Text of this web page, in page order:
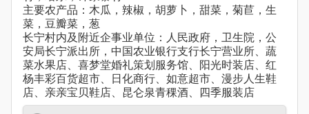
主要农产品：木瓜，辣椒，胡萝卜，甜菜，菊苣，生
菜，豆瓣菜，葱
长宁村内及附近企事业单位：人民政府，卫生院，公
安局长宁派出所，中国农业银行支行长宁营业所、蔬
菜水果店、喜梦堂婚礼策划服务馆、阳光时装店、红
杨丰彩百货超市、日化商行、如意超市、漫步人生鞋
店、亲亲宝贝鞋店、昆仑泉青稞酒、四季服装店